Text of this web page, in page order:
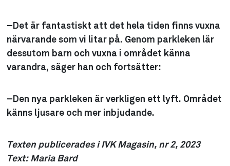
–Det är fantastiskt att det hela tiden finns vuxna
närvarande som vi litar på. Genom parkleken lär
dessutom barn och vuxna i området känna
varandra, säger han och fortsätter:
–Den nya parkleken är verkligen ett lyft. Området
känns ljusare och mer inbjudande.
Texten publicerades i IVK Magasin, nr 2, 2023
Text: Maria Bard